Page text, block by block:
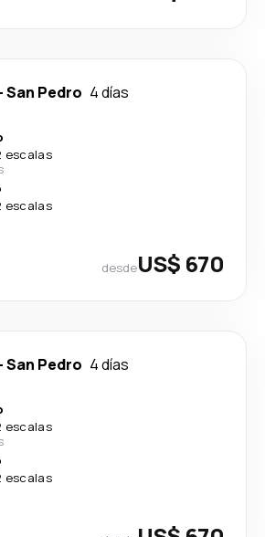
San Pedro 4 días
escalas
escalas
desdeUS$ 670
San Pedro 4 días
escalas
escalas